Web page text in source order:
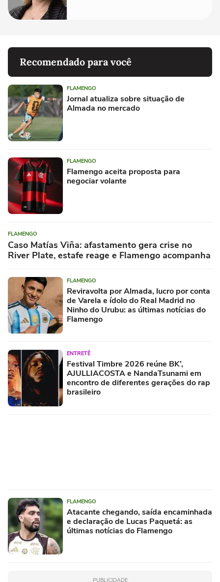
Recomendado para você
FLAMENGO
Jornal atualiza sobre situação de
Almada no mercado
FLAMENGO
Flamengo aceita proposta para
negociar volante
FLAMENGO
Caso Matías Viña: afastamento gera crise no
River Plate, estafe reage e Flamengo acompanha
FLAMENGO
Reviravolta por Almada, lucro por conta
de Varela e ídolo do Real Madrid no
Ninho do Urubu: as últimas notícias do
Flamengo
ENTRETÊ
Festival Timbre 2026 reúne BK’,
AJULLIACOSTA e NandaTsunami em
encontro de diferentes gerações do rap
brasileiro
FLAMENGO
Atacante chegando, saída encaminhada
e declaração de Lucas Paquetá: as
últimas notícias do Flamengo
PUBLICIDADE